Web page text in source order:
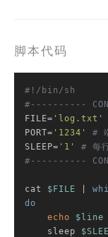
脚本代码
#!/bin/sh
#----------
FILE= 'log.txt'
PORT= '1234'
#
SLEEP= '1'
# 每
#----------
cat $FILE
do
echo
$line
    sleep